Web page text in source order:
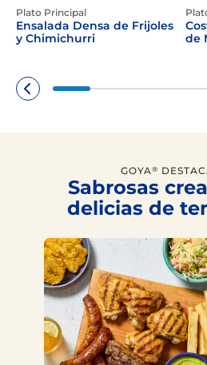
Plato Principal
Ensalada Densa de Frijoles
y Chimichurri
de
GOYA®
Sabrosas
delicias de